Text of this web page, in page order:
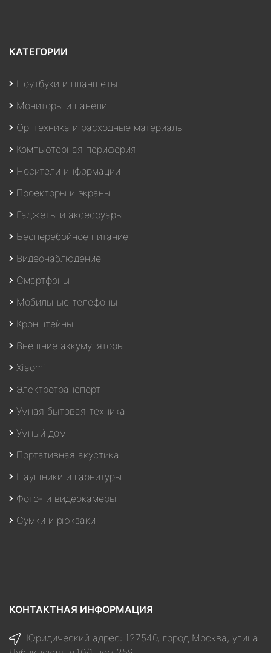
КАТЕГОРИИ
Ноутбуки и планшеты
Мониторы и панели
Оргтехника и расходные материалы
Компьютерная периферия
Носители информации
Проекторы и экраны
Гаджеты и аксессуары
Бесперебойное питание
Видеонаблюдение
Смартфоны
Мобильные телефоны
Кронштейны
Внешние аккумуляторы
Xiaomi
Электротранспорт
Умная бытовая техника
Умный дом
Портативная акустика
Наушники и гарнитуры
Фото- и видеокамеры
Сумки и рюкзаки
КОНТАКТНАЯ ИНФОРМАЦИЯ
Юридический адрес: 127540, город Москва, улица